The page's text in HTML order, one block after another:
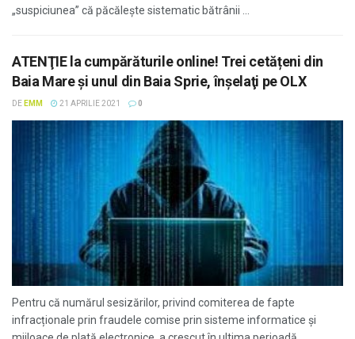
„suspiciunea” că păcălește sistematic bătrânii ...
ATENŢIE la cumpărăturile online! Trei cetățeni din
Baia Mare și unul din Baia Sprie, înşelaţi pe OLX
DE EMM 21 APRILIE 2021 0
Pentru că numărul sesizărilor, privind comiterea de fapte
infracționale prin fraudele comise prin sisteme informatice și